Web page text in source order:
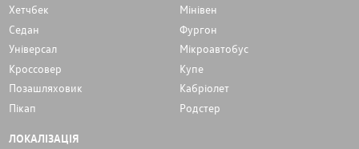
Хетчбек
Мінівен
Седан
Фургон
Унiверсал
Мікроавтобус
Кроссовер
Купе
Позашляховик
Кабріолет
Пікап
Родстер
ЛОКАЛІЗАЦІЯ